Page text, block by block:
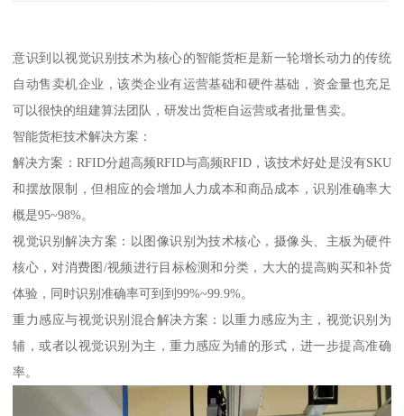
意识到以视觉识别技术为核心的智能货柜是新一轮增长动力的传统
自动售卖机企业，该类企业有运营基础和硬件基础，资金量也充足
可以很快的组建算法团队，研发出货柜自运营或者批量售卖。
智能货柜技术解决方案：
解决方案：RFID分超高频RFID与高频RFID，该技术好处是没有SKU
和摆放限制，但相应的会增加人力成本和商品成本，识别准确率大
概是95~98%。
视觉识别解决方案：以图像识别为技术核心，摄像头、主板为硬件
核心，对消费图/视频进行目标检测和分类，大大的提高购买和补货
体验，同时识别准确率可到到99%~99.9%。
重力感应与视觉识别混合解决方案：以重力感应为主，视觉识别为
辅，或者以视觉识别为主，重力感应为辅的形式，进一步提高准确
率。